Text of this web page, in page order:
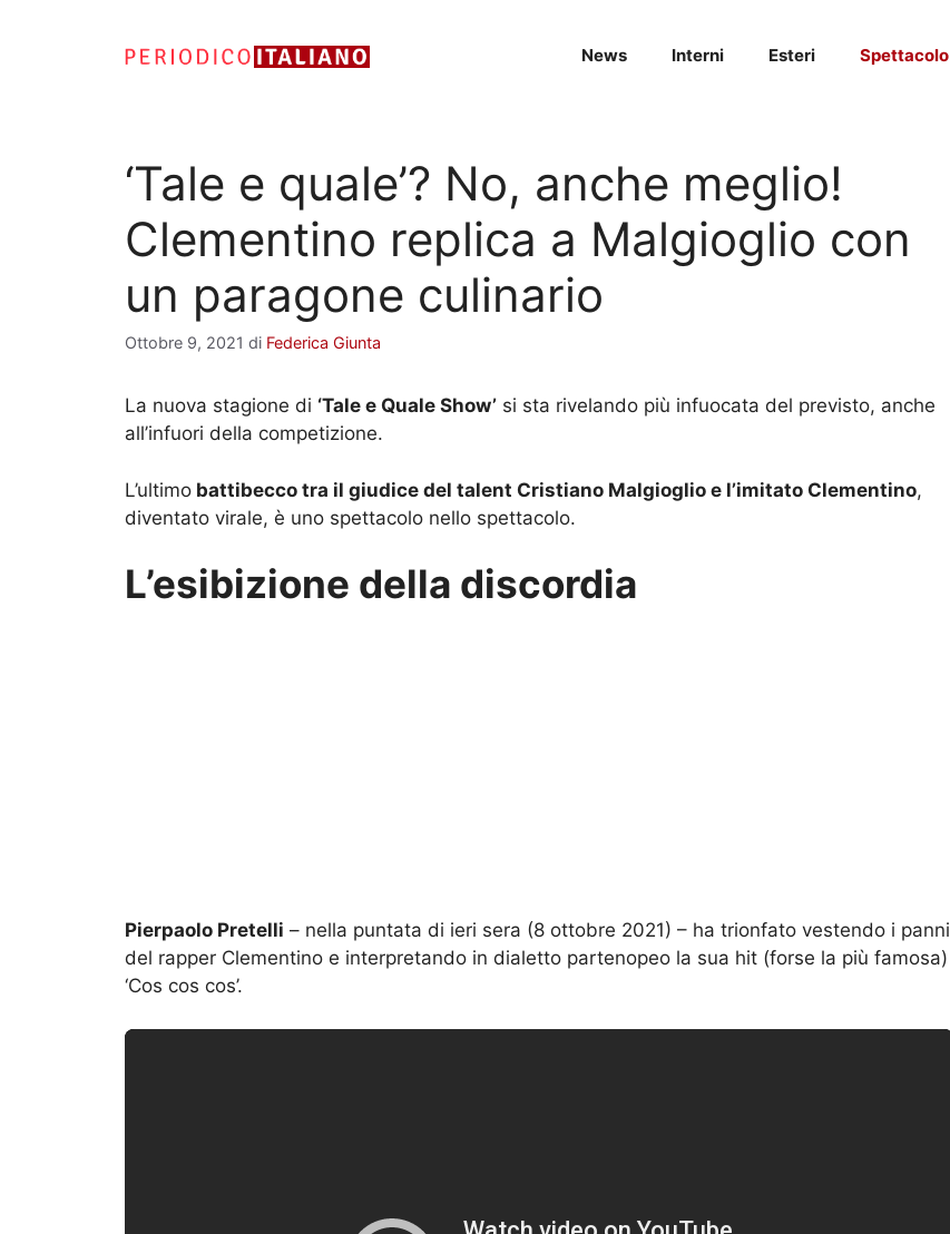
News Interni Esteri Spettacolo
‘Tale e quale’? No, anche meglio!
Clementino replica a Malgioglio con
un paragone culinario
Ottobre 9, 2021 di Federica Giunta
La nuova stagione di ‘Tale e Quale Show’ si sta rivelando più infuocata del previsto, anche
all’infuori della competizione.
L’ultimo battibecco tra il giudice del talent Cristiano Malgioglio e l’imitato Clementino,
diventato virale, è uno spettacolo nello spettacolo.
L’esibizione della discordia
Pierpaolo Pretelli – nella puntata di ieri sera (8 ottobre 2021) – ha trionfato vestendo i panni
del rapper Clementino e interpretando in dialetto partenopeo la sua hit (forse la più famosa)
‘Cos cos cos’.